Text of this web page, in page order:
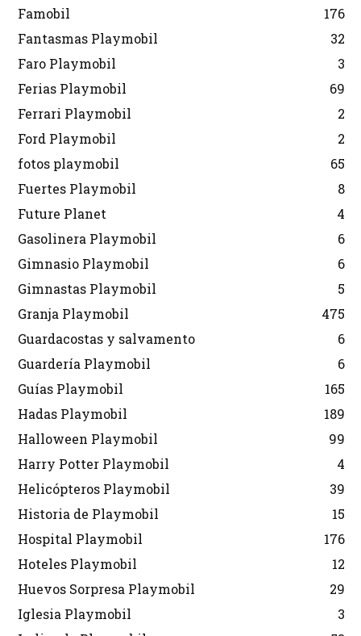
Famobil
176
Fantasmas Playmobil
32
Faro Playmobil
3
Ferias Playmobil
69
Ferrari Playmobil
2
Ford Playmobil
2
fotos playmobil
65
Fuertes Playmobil
8
Future Planet
4
Gasolinera Playmobil
6
Gimnasio Playmobil
6
Gimnastas Playmobil
5
Granja Playmobil
475
Guardacostas y salvamento
6
Guardería Playmobil
6
Guías Playmobil
165
Hadas Playmobil
189
Halloween Playmobil
99
Harry Potter Playmobil
4
Helicópteros Playmobil
39
Historia de Playmobil
15
Hospital Playmobil
176
Hoteles Playmobil
12
Huevos Sorpresa Playmobil
29
Iglesia Playmobil
3